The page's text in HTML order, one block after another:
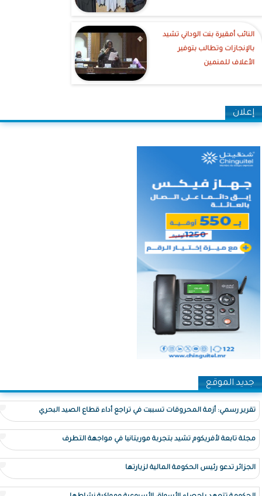
النائب أمقيرة بنت الوداني تشيد
بالإنجازات وتطالب بتوفير
الأعلاف للمنمين
إعلان
جديد الموقع
تقرير رسمي: أزمة المحروقات تسببت في تراجع أداء قطاع الصيد البحري
مجلة تابعة لأفريكوم تشيد بتجربة موريتانيا في مواجهة التطرف
الجزائر تدعو رئيس الحكومة المالية لزيارتها